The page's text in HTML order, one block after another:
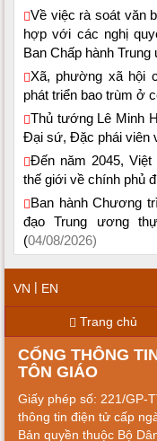
Về việc rà soát văn
hợp với các nghị
Ban Chấp hành
Xã, phường xã hội
phát triển bao trùm ở
Thủ tướng Lê Minh
Đại sứ, Đặc phái viên
Đến năm 2045,
thế giới về chính phủ
Ban hành Chương
đạo Trung ương
(04/08/2026)
VN | EN
Trang chủ
CỔNG THÔNG
TÔN GIÁO
Giấy phép số: 221/GP-
thông tin điện tử cấp
Bản quyền thuộc Bộ